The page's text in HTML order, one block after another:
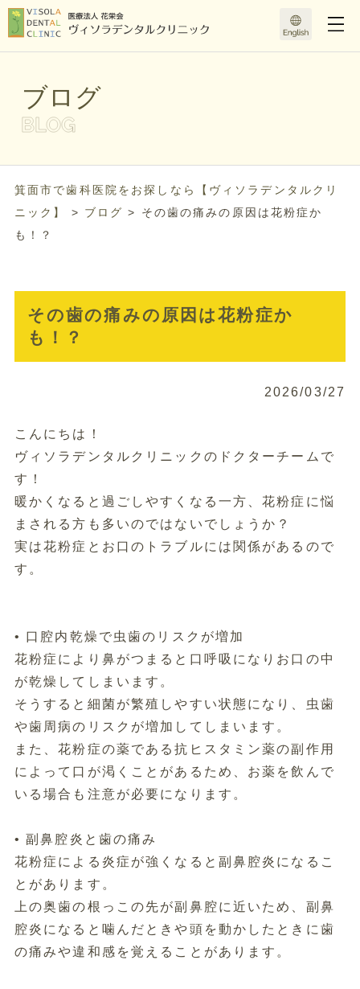
ブログ
箕面市で歯科医院をお探しなら【ヴィソラデンタルクリ
ニック】
> ブログ > その歯の痛みの原因は花粉症か
も！？
その歯の痛みの原因は花粉症か
も！？
2026/03/27
こんにちは！
ヴィソラデンタルクリニックのドクターチームで
す！
暖かくなると過ごしやすくなる一方、花粉症に悩
まされる方も多いのではないでしょうか？
実は花粉症とお口のトラブルには関係があるので
す。
• 口腔内乾燥で虫歯のリスクが増加
花粉症により鼻がつまると口呼吸になりお口の中
が乾燥してしまいます。
そうすると細菌が繁殖しやすい状態になり、虫歯
や歯周病のリスクが増加してしまいます。
また、花粉症の薬である抗ヒスタミン薬の副作用
によって口が渇くことがあるため、お薬を飲んで
いる場合も注意が必要になります。
• 副鼻腔炎と歯の痛み
花粉症による炎症が強くなると副鼻腔炎になるこ
とがあります。
上の奥歯の根っこの先が副鼻腔に近いため、副鼻
腔炎になると噛んだときや頭を動かしたときに歯
の痛みや違和感を覚えることがあります。